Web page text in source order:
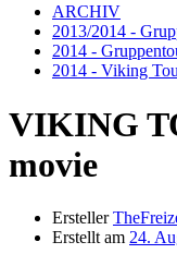
ARCHIV
2013/2014 -
2014 -
2014 - Viking
VIKING
movie
Ersteller
Erstellt am 24.